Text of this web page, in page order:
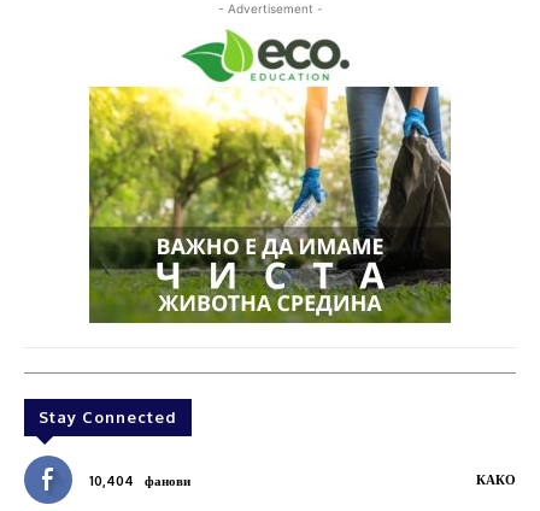
- Advertisement -
Stay Connected
10,404 фанови КАКО